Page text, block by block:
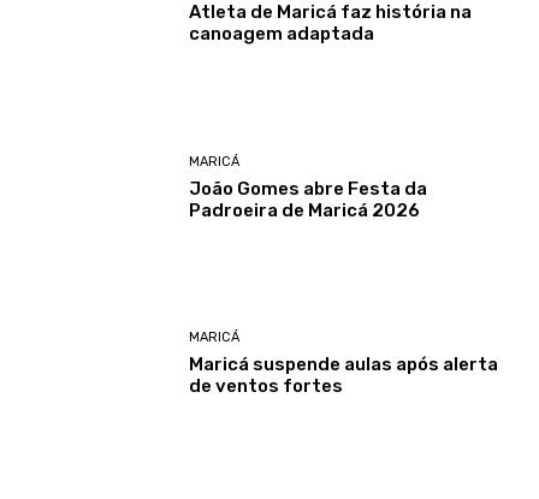
Atleta de Maricá faz história na
canoagem adaptada
MARICÁ
João Gomes abre Festa da
Padroeira de Maricá 2026
MARICÁ
Maricá suspende aulas após alerta
de ventos fortes